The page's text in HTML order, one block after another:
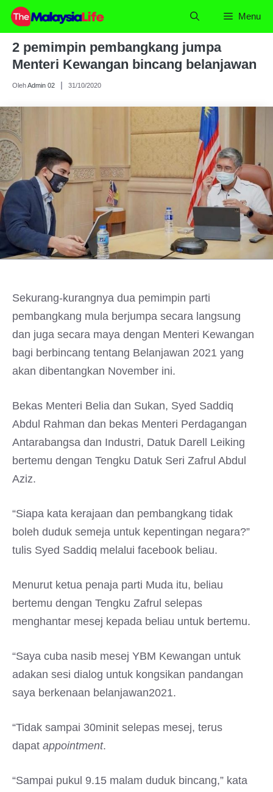
Skip
content
Menu
2 pemimpin pembangkang jumpa
Menteri Kewangan bincang belanjawan
OlehAdmin 02 31/10/2020
Sekurang-kurangnya dua pemimpin parti
pembangkang mula berjumpa secara langsung
dan juga secara maya dengan Menteri Kewangan
bagi berbincang tentang Belanjawan 2021 yang
akan dibentangkan November ini.
Bekas Menteri Belia dan Sukan, Syed Saddiq
Abdul Rahman dan bekas Menteri Perdagangan
Antarabangsa dan Industri, Datuk Darell Leiking
bertemu dengan Tengku Datuk Seri Zafrul Abdul
Aziz.
“Siapa kata kerajaan dan pembangkang tidak
boleh duduk semeja untuk kepentingan negara?”
tulis Syed Saddiq melalui facebook beliau.
Menurut ketua penaja parti Muda itu, beliau
bertemu dengan Tengku Zafrul selepas
menghantar mesej kepada beliau untuk bertemu.
“Saya cuba nasib mesej YBM Kewangan untuk
adakan sesi dialog untuk kongsikan pandangan
saya berkenaan belanjawan2021.
“Tidak sampai 30minit selepas mesej, terus
dapat appointment.
“Sampai pukul 9.15 malam duduk bincang,” kata